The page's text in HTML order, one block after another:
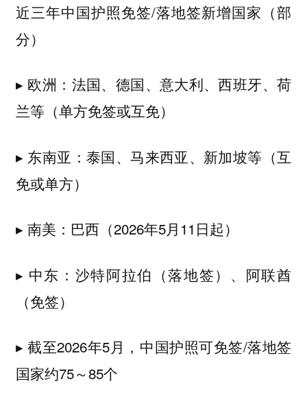
近三年中国护照免签/落地签新增国家（部
分）
▸ 欧洲：法国、德国、意大利、西班牙、荷
兰等（单方免签或互免）
▸ 东南亚：泰国、马来西亚、新加坡等（互
免或单方）
▸ 南美：巴西（2026年5月11日起）
▸ 中东：沙特阿拉伯（落地签）、阿联酋
（免签）
▸ 截至2026年5月，中国护照可免签/落地签
国家约75～85个